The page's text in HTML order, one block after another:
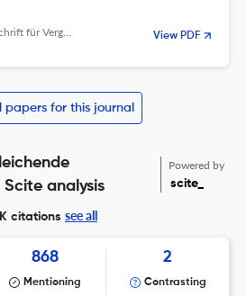
Politikwissenschaft View PDF
papers for this journal
Scite analysis
Powered by
scite_
citations see all
868
Mentioning
2
Contrasting